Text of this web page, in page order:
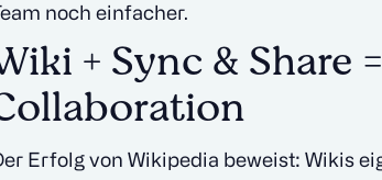
noch einfacher.
+ Sync & Share
Erfolg von Wikipedia beweist: Wikis